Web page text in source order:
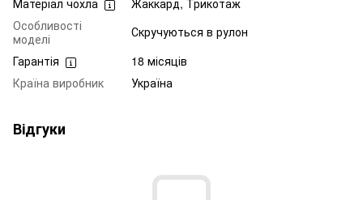
Матеріал чохла
Жаккард, Трикотаж
Особливості
моделі
Скручуються в рулон
Гарантія
18 місяців
Країна виробник
Україна
Відгуки